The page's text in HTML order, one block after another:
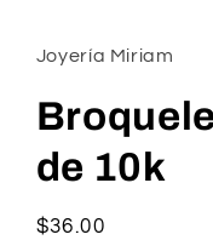
en
ventana
modal
Joyería Miriam
de 10k
Precio
$36.00